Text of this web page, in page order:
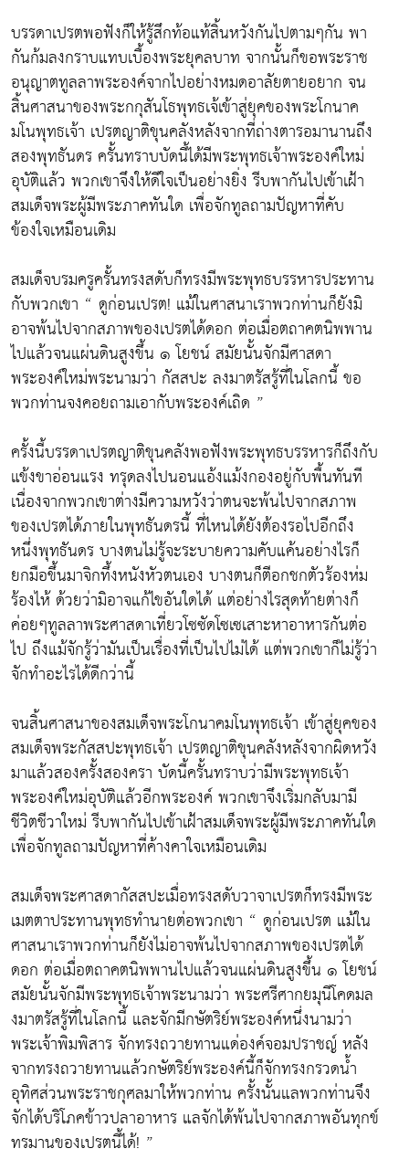
บรรดาเปรตพอฟังก็ให้รู้สึกท้อแท้สิ้นหวังกันไปตามๆกัน พา
กันก้มลงกราบแทบเบื้องพระยุคลบาท จากนั้นก็ขอพระราช
อนุญาตทูลลาพระองค์จากไปอย่างหมดอาลัยตายอยาก จน
สิ้นศาสนาของพระกกุสันโธพุทธเจ้เข้าสู่ยุคของพระโกนาค
มโนพุทธเจ้า เปรตญาติขุนคลังหลังจากที่ถ่างตารอมานานถึง
สองพุทธันดร ครั้นทราบบัดนี้ได้มีพระพุทธเจ้าพระองค์ใหม่
อุบัติแล้ว พวกเขาจึงให้ดีใจเป็นอย่างยิ่ง รีบพากันไปเข้าเฝ้า
สมเด็จพระผู้มีพระภาคทันใด เพื่อจักทูลถามปัญหาที่คับ
ข้องใจเหมือนเดิม
สมเด็จบรมครูครั้นทรงสดับก็ทรงมีพระพุทธบรรหารประทาน
กับพวกเขา “ ดูก่อนเปรต! แม้ในศาสนาเราพวกท่านก็ยังมิ
อาจพ้นไปจากสภาพของเปรตได้ดอก ต่อเมื่อตถาคตนิพพาน
ไปแล้วจนแผ่นดินสูงขึ้น ๑ โยชน์ สมัยนั้นจักมีศาสดา
พระองค์ใหม่พระนามว่า กัสสปะ ลงมาตรัสรู้ที่ในโลกนี้ ขอ
พวกท่านจงคอยถามเอากับพระองค์เถิด ”
ครั้งนี้บรรดาเปรตญาติขุนคลังพอฟังพระพุทธบรรหารก็ถึงกับ
แข้งขาอ่อนแรง ทรุดลงไปนอนแอ้งแม้งกองอยู่กับพื้นทันที
เนื่องจากพวกเขาต่างมีความหวังว่าตนจะพ้นไปจากสภาพ
ของเปรตได้ภายในพุทธันดรนี้ ที่ไหนได้ยังต้องรอไปอีกถึง
หนึ่งพุทธันดร บางตนไม่รู้จะระบายความคับแค้นอย่างไรก็
ยกมือขึ้นมาจิกทึ้งหนังหัวตนเอง บางตนก็ตีอกชกตัวร้องห่ม
ร้องไห้ ด้วยว่ามิอาจแก้ไขอันใดได้ แต่อย่างไรสุดท้ายต่างก็
ค่อยๆทูลลาพระศาสดาเที่ยวโซซัดโซเซเสาะหาอาหารกันต่อ
ไป ถึงแม้จักรู้ว่ามันเป็นเรื่องที่เป็นไปไม่ได้ แต่พวกเขาก็ไม่รู้ว่า
จักทำอะไรได้ดีกว่านี้
จนสิ้นศาสนาของสมเด็จพระโกนาคมโนพุทธเจ้า เข้าสู่ยุคของ
สมเด็จพระกัสสปะพุทธเจ้า เปรตญาติขุนคลังหลังจากผิดหวัง
มาแล้วสองครั้งสองครา บัดนี้ครั้นทราบว่ามีพระพุทธเจ้า
พระองค์ใหม่อุบัติแล้วอีกพระองค์ พวกเขาจึงเริ่มกลับมามี
ชีวิตชีวาใหม่ รีบพากันไปเข้าเฝ้าสมเด็จพระผู้มีพระภาคทันใด
เพื่อจักทูลถามปัญหาที่ค้างคาใจเหมือนเดิม
สมเด็จพระศาสดากัสสปะเมื่อทรงสดับวาจาเปรตก็ทรงมีพระ
เมตตาประทานพุทธทำนายต่อพวกเขา “ ดูก่อนเปรต แม้ใน
ศาสนาเราพวกท่านก็ยังไม่อาจพ้นไปจากสภาพของเปรตได้
ดอก ต่อเมื่อตถาคตนิพพานไปแล้วจนแผ่นดินสูงขึ้น ๑ โยชน์
สมัยนั้นจักมีพระพุทธเจ้าพระนามว่า พระศรีศากยมุนีโคดมล
งมาตรัสรู้ที่ในโลกนี้ และจักมีกษัตริย์พระองค์หนึ่งนามว่า
พระเจ้าพิมพิสาร จักทรงถวายทานแด่องค์จอมปราชญ์ หลัง
จากทรงถวายทานแล้วกษัตริย์พระองค์นี้ก็จักทรงกรวดน้ำ
อุทิศส่วนพระราชกุศลมาให้พวกท่าน ครั้งนั้นแลพวกท่านจึง
จักได้บริโภคข้าวปลาอาหาร แลจักได้พ้นไปจากสภาพอันทุกข์
ทรมานของเปรตนี้ได้! ”